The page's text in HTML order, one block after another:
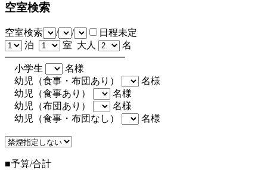
空室検索
空室検索 / /
日程未定
泊
室 大人 名
小学生
名様
幼児（食事・布団あり）
名様
幼児（食事あり）
名様
幼児（布団あり）
名様
幼児（食事・布団なし）
名様
■予算/合計